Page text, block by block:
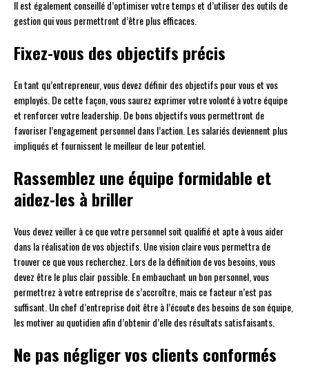
Il est également conseillé d’optimiser votre temps et d’utiliser des outils de
gestion qui vous permettront d’être plus efficaces.
Fixez-vous des objectifs précis
En tant qu’entrepreneur, vous devez définir des objectifs pour vous et vos
employés. De cette façon, vous saurez exprimer votre volonté à votre équipe
et renforcer votre leadership. De bons objectifs vous permettront de
favoriser l’engagement personnel dans l’action. Les salariés deviennent plus
impliqués et fournissent le meilleur de leur potentiel.
Rassemblez une équipe formidable et
aidez-les à briller
Vous devez veiller à ce que votre personnel soit qualifié et apte à vous aider
dans la réalisation de vos objectifs. Une vision claire vous permettra de
trouver ce que vous recherchez. Lors de la définition de vos besoins, vous
devez être le plus clair possible. En embauchant un bon personnel, vous
permettrez à votre entreprise de s’accroître, mais ce facteur n’est pas
suffisant. Un chef d’entreprise doit être à l’écoute des besoins de son équipe,
les motiver au quotidien afin d’obtenir d’elle des résultats satisfaisants.
Ne pas négliger vos clients conformés